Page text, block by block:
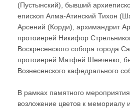
(Пустынский), бывший
епископ Алма-Атинский Тихон
Арсений (Корди), архимандрит
протоиерей Никифор
Воскресенского собора города
протоиерей Матфей Шевченко,
Вознесенского кафедрального
В рамках памятного
возложение цветов к мемориалу